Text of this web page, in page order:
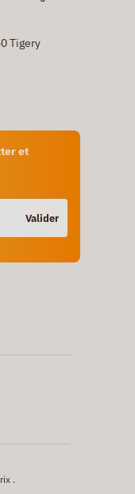
Tigery
et
Valider
.